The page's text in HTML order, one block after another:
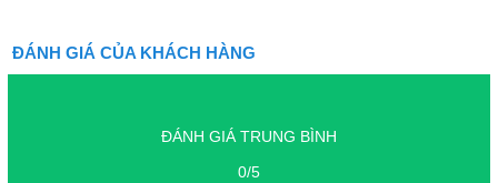
ĐÁNH GIÁ CỦA KHÁCH HÀNG
ĐÁNH GIÁ TRUNG BÌNH
0/5